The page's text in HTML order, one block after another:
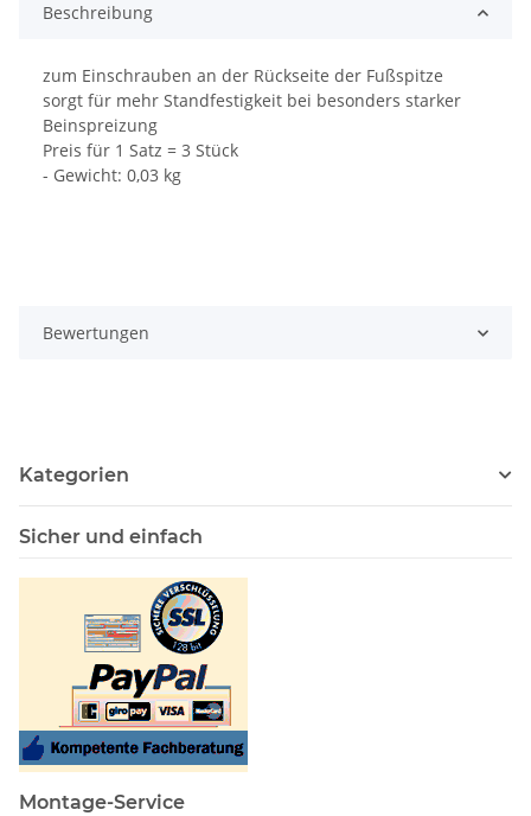
Beschreibung
zum Einschrauben an der Rückseite der Fußspitze
sorgt für mehr Standfestigkeit bei besonders starker
Beinspreizung
Preis für 1 Satz = 3 Stück
- Gewicht: 0,03 kg
Bewertungen
Kategorien
Sicher und einfach
Montage-Service